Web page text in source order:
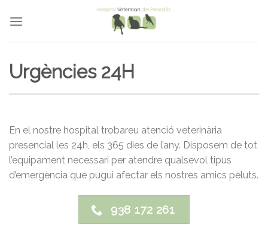
Urgències 24H
En el nostre hospital trobareu atenció veterinària
presencial les 24h, els 365 dies de l’any. Disposem de tot
l’equipament necessari per atendre qualsevol tipus
d’emergència que pugui afectar els nostres amics peluts.
938 172 261